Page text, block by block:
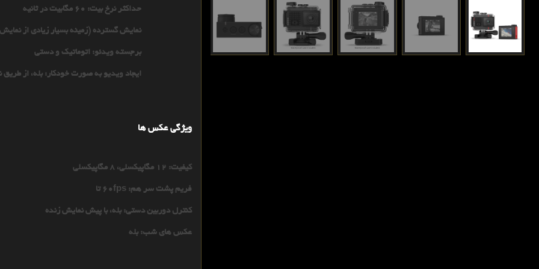
حداکثر نرخ بیت: 60 مگابیت در ثانیه
نمایش گسترده (زمینه بسیار زیادی از
برجسته ویدئو: اتوماتیک و دستی
ایجاد ویدیو به صورت خودکار: بله، از طریق
ویژگی عکس ها
کیفیت: 12 مگاپیکسلی، 8 مگاپیکسلی
فریم پشت سر هم: 60fps تا
کنترل دوربین دستی: بله، با پیش نمایش زنده
عکس های شب: بله